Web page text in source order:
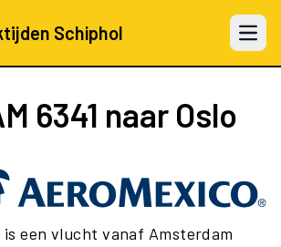
Schiphol Open
6341 naar Oslo
is een vlucht vanaf Amsterdam